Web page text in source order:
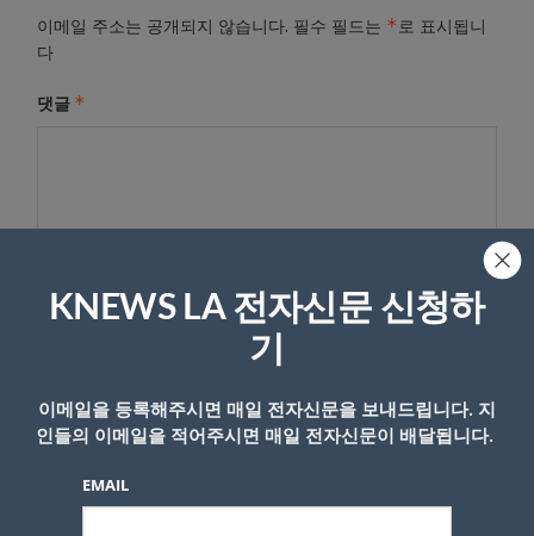
이메일 주소는 공개되지 않습니다. 필수 필드는 *로 표시됩니
다
댓글 *
이름
KNEWS LA 전자신문 신청하
기
이메일을 등록해주시면 매일 전자신문을 보내드립니다. 지
인들의 이메일을 적어주시면 매일 전자신문이 배달됩니다.
EMAIL